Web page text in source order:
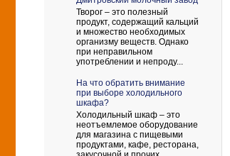
Творог – это полезный
продукт, содержащий кальций
и множество необходимых
организму веществ. Однако
при неправильном
употреблении и непроду...
На что обратить внимание
при выборе холодильного
шкафа?
Холодильный шкаф – это
неотъемлемое оборудование
для магазина с пищевыми
продуктами, кафе, ресторана,